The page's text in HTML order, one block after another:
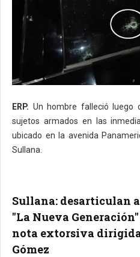
ERP. Un hombre falleció luego
sujetos armados en las
ubicado en la avenida
Sullana.
Sullana: desarticulan
"La Nueva
nota extorsiva
Gómez